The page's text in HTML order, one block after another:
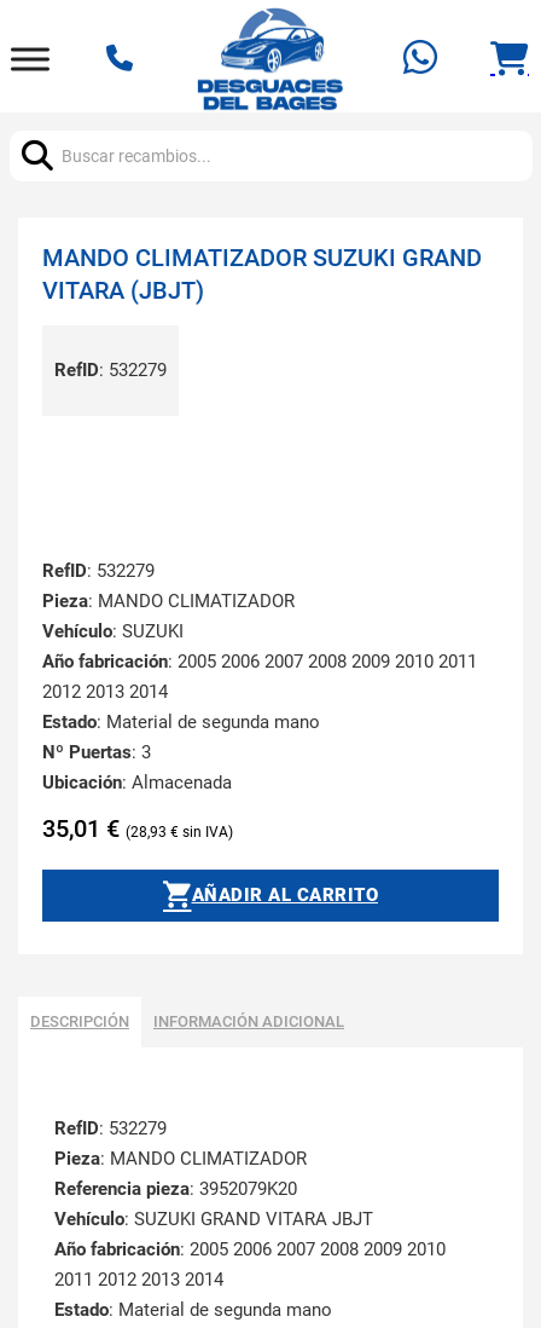
MANDO CLIMATIZADOR SUZUKI GRAND
VITARA (JBJT)
RefID: 532279
RefID: 532279
Pieza: MANDO CLIMATIZADOR
Vehículo: SUZUKI
Año fabricación: 2005 2006 2007 2008 2009 2010 2011
2012 2013 2014
Estado: Material de segunda mano
Nº Puertas: 3
Ubicación: Almacenada
35,01 € 28,93 €
AÑADIR AL CARRITO
DESCRIPCIÓN INFORMACIÓN ADICIONAL
RefID: 532279
Pieza: MANDO CLIMATIZADOR
Referencia pieza: 3952079K20
Vehículo: SUZUKI GRAND VITARA JBJT
Año fabricación: 2005 2006 2007 2008 2009 2010
2011 2012 2013 2014
Estado: Material de segunda mano